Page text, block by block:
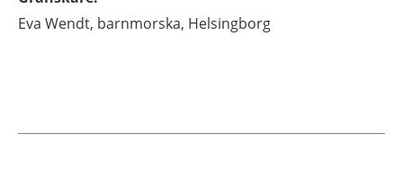
Eva Wendt, barnmorska, Helsingborg